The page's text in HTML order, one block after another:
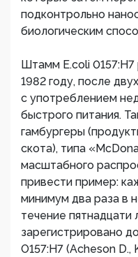
подконтрольно
биологическим
Штамм E.coli 0157:Н7
1982 году, после
с употреблением
быстрого питания.
гамбургеры
скота), типа
масштабного
привести пример:
минимум два раза в
течение
зарегистрировано
O157:H7 (Acheson